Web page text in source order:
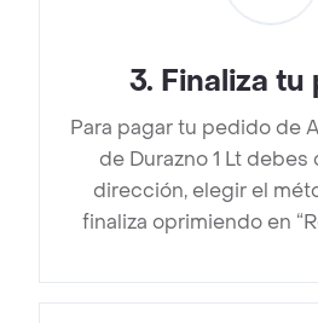
3. Finaliza tu
Para pagar tu pedido de
de Durazno 1 Lt
dirección, elegir el
finaliza oprimiendo en